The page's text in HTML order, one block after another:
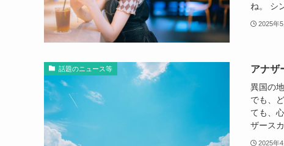
ね。 シ
2025年
話題のニュース等 アナザ
異国の
でも、
ても、
ザース
2025年